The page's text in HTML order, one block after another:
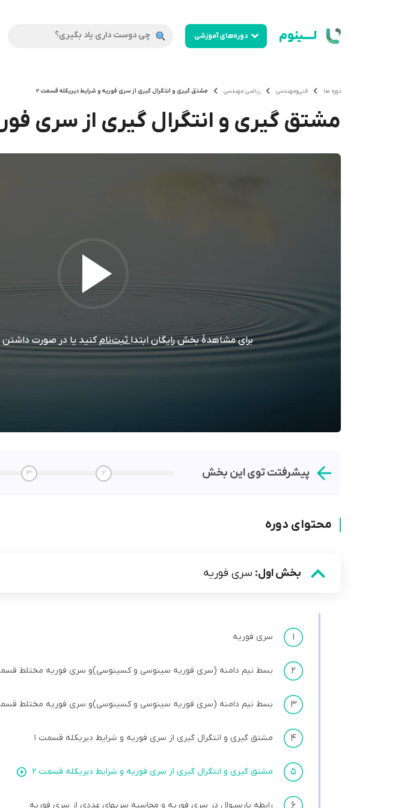
لــــینوم دوره‌های آموزشی
دوره ها فنی‌ومهندسی ریاضی مهندسی مشتق گیری و انتگرال گیری از سری فوریه و شرایط دیریکله قسمت 2
مشتق گیری و انتگرال گیری از سری
برای مشاهدۀ بخش رایگان ابتداثبت‌نامکنید یا در صورت داشتن
پیشرفتت توی این بخش 2
3
محتوای دوره
بخش اول: سری فوریه
۱ سری فوریه
۲ بسط نیم دامنه (سری فوریه سینوسی و کسینوسی)و سری فوریه مختلط
۳ بسط نیم دامنه (سری فوریه سینوسی و کسینوسی)و سری فوریه مختلط
۴ مشتق گیری و انتگرال گیری از سری فوریه و شرایط دیریکله قسمت 1
۵ مشتق گیری و انتگرال گیری از سری فوریه و شرایط دیریکله قسمت 2
۶ رابطه پارسیوال در سری فوریه و محاسبه سریهای عددی از سری فوریه